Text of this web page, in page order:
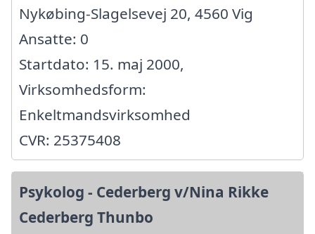
Nykøbing-Slagelsevej 20, 4560 Vig
Ansatte: 0
Startdato: 15. maj 2000,
Virksomhedsform:
Enkeltmandsvirksomhed
CVR: 25375408
Psykolog - Cederberg v/Nina Rikke
Cederberg Thunbo